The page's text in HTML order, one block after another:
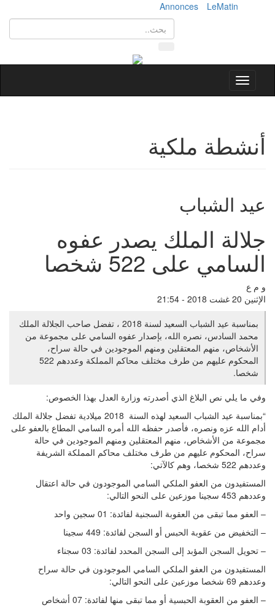
LeMatin
Annonces
Toggle
navigation
أنشطة ملكية
عيد الشباب
جلالة الملك يصدر عفوه
السامي على 522 شخصا
و م ع
الإثنين 20 غشت 2018 - 21:54
بمناسبة عيد الشباب السعيد لسنة 2018 ، تفضل صاحب الجلالة الملك
محمد السادس، نصره الله، بإصدار عفوه السامي على مجموعة من
الأشخاص، منهم المعتقلين ومنهم الموجودين في حالة سراح،
المحكوم عليهم من طرف مختلف محاكم المملكة وعددهم 522
شخصا.
وفي ما يلي نص البلاغ الذي أصدرته وزارة العدل بهذا الخصوص:
“بمناسبة عيد الشباب السعيد لهذه السنة 2018 ميلادية تفضل جلالة الملك
أدام الله عزه ونصره، فأصدر حفظه الله أمره السامي المطاع بالعفو على
مجموعة من الأشخاص، منهم المعتقلين ومنهم الموجودين في حالة
سراح، المحكوم عليهم من طرف مختلف محاكم المملكة الشريفة
وعددهم 522 شخصا، وهم كالآتي:
المستفيدون من العفو الملكي السامي الموجودون في حالة اعتقال
وعددهم 453 سجينا موزعين على النحو التالي:
– العفو مما تبقى من العقوبة السجنية لفائدة: 01 سجين واحد
– التخفيض من عقوبة الحبس أو السجن لفائدة: 449 سجينا
– تحويل السجن المؤبد إلى السجن المحدد لفائدة: 03 سجناء
المستفيدون من العفو الملكي السامي الموجودون في حالة سراح
وعددهم 69 شخصا موزعين على النحو التالي:
– العفو من العقوبة الحبسية أو مما تبقى منها لفائدة: 07 أشخاص